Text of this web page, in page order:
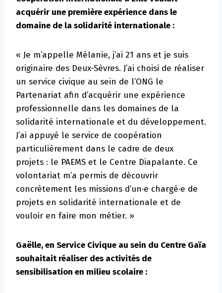
acquérir une première expérience dans le
domaine de la solidarité internationale :
« Je m’appelle Mélanie, j’ai 21 ans et je suis
originaire des Deux-Sèvres. J’ai choisi de réaliser
un service civique au sein de l’ONG le
Partenariat afin d’acquérir une expérience
professionnelle dans les domaines de la
solidarité internationale et du développement.
J’ai appuyé le service de coopération
particulièrement dans le cadre de deux
projets : le PAEMS et le Centre Diapalante. Ce
volontariat m’a permis de découvrir
concrètement les missions d’un·e chargé·e de
projets en solidarité internationale et de
vouloir en faire mon métier. »
Gaëlle, en Service Civique au sein du Centre Gaïa
souhaitait réaliser des activités de
sensibilisation en milieu scolaire :